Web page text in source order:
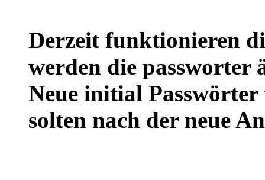
Derzeit funktionieren
werden die passworter
Neue initial
solten nach der neue